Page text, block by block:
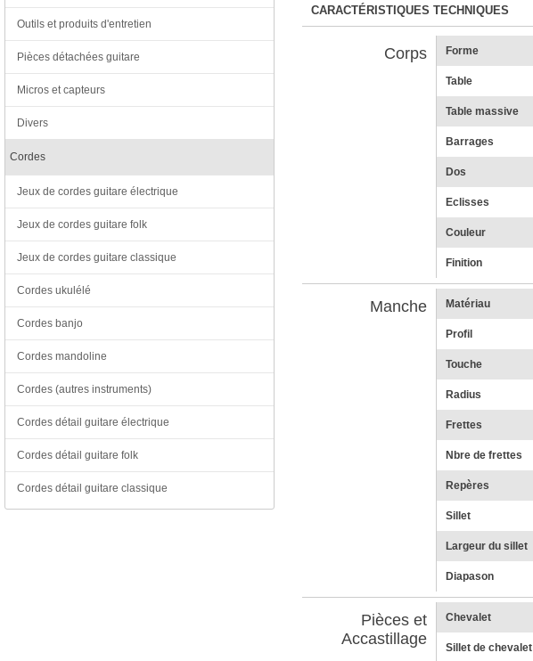
CARACTÉRISTIQUES TECHNIQUES
Corps Forme
Table
Table massive
Barrages
Dos
Eclisses
Couleur
Finition
Manche Matériau
Profil
Touche
Radius
Frettes
Nbre de frettes
Repères
Sillet
Largeur du sillet
Diapason
Pièces et
Accastillage
Chevalet
Sillet de chevalet
Outils et produits d'entretien
Pièces détachées guitare
Micros et capteurs
Divers
Cordes
Jeux de cordes guitare électrique
Jeux de cordes guitare folk
Jeux de cordes guitare classique
Cordes ukulélé
Cordes banjo
Cordes mandoline
Cordes (autres instruments)
Cordes détail guitare électrique
Cordes détail guitare folk
Cordes détail guitare classique